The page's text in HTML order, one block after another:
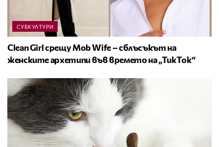
СУБКУЛТУРИ
Clean Girl срещу Mob Wife – сблъсъкът на
женските архетипи във времето на „ТикТок“